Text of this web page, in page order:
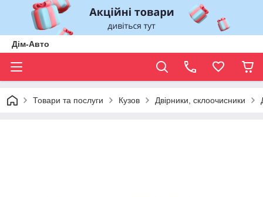
Дім-Авто
Товари та послуги Кузов Двірники, склоочисники